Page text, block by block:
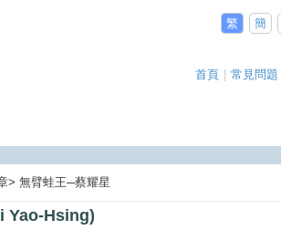
繁 簡
首頁 常見問題
> 無臂蛙王─蔡耀星
Yao-Hsing)